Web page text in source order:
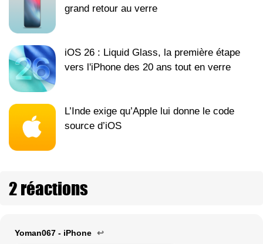
grand retour au verre
iOS 26 : Liquid Glass, la première étape
vers l'iPhone des 20 ans tout en verre
L’Inde exige qu’Apple lui donne le code
source d’iOS
2 réactions
Yoman067 - iPhone ↩